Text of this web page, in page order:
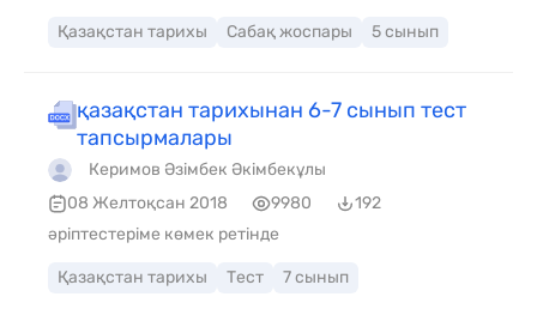
халқының ұлттық ойындарының қалыптасу
тарихымен таныстыру. 2.Қазақ халқының бағзы
болып қалған, ұлттық ойынымызды соның ішінде
«Алтын сақа» ойынын ары қарай жаңғырту. 4. Асық
ойыны арқылы оқушыларды салауатты өмір салтын
ұстануға шақыру. Тарих сабақтарында қосымша
үйірме ретінде пайдалануға болады
Қазақстан тарихы Сабақ жоспары 5 сынып
қазақстан тарихынан 6-7 сынып тест
тапсырмалары
Керимов Әзімбек Әкімбекұлы
08 Желтоқсан 2018
9980
192
әріптестеріме көмек ретінде
Қазақстан тарихы Тест 7 сынып